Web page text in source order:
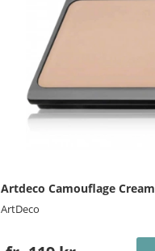
Artdeco Camouflage Cream
ArtDeco